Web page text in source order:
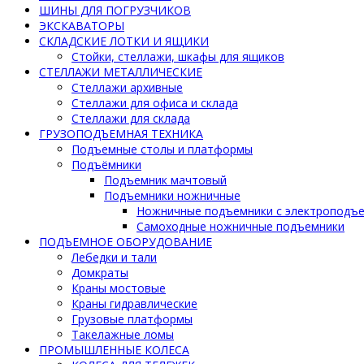
ШИНЫ ДЛЯ ПОГРУЗЧИКОВ
ЭКСКАВАТОРЫ
СКЛАДСКИЕ ЛОТКИ И ЯЩИКИ
Стойки, стеллажи, шкафы для ящиков
СТЕЛЛАЖИ МЕТАЛЛИЧЕСКИЕ
Стеллажи архивные
Стеллажи для офиса и склада
Стеллажи для склада
ГРУЗОПОДЪЕМНАЯ ТЕХНИКА
Подъемные столы и платформы
Подъёмники
Подъемник мачтовый
Подъемники ножничные
Ножничные подъемники с
Самоходные ножничные подъемники
ПОДЪЕМНОЕ ОБОРУДОВАНИЕ
Лебедки и тали
Домкраты
Краны мостовые
Краны гидравлические
Грузовые платформы
Такелажные ломы
ПРОМЫШЛЕННЫЕ КОЛЕСА